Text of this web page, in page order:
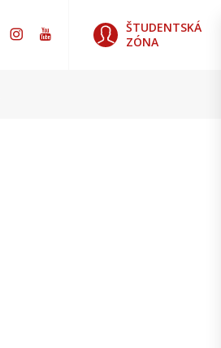
ŠTUDENTSKÁ
ZÓNA